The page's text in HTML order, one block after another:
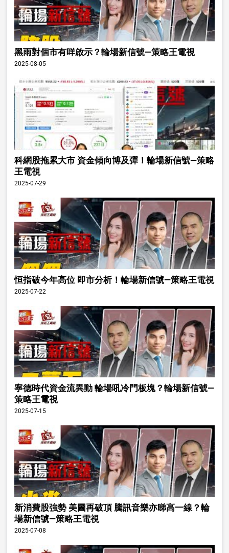
黑雨對個市有咩啟示？輪場新信號—策略王電視
2025-08-05
科網股拖累大市 資金傾向博及彈！輪場新信號—策略
王電視
2025-07-29
恒指破今年高位 即市分析！輪場新信號—策略王電視
2025-07-22
寧德時代資金流異動 輪場吼冷門板塊？輪場新信號—
策略王電視
2025-07-15
新消費股強勢 美圖再破頂 騰訊音樂亦睇高一線？輪
場新信號—策略王電視
2025-07-08